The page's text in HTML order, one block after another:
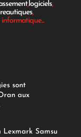
,logiciels,
,
informatique...
sont
aux
Lexmark Samsu